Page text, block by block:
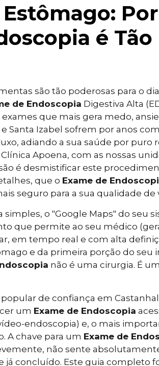
é Tão
são tão poderosas para o
de Endoscopia Digestiva Alta
que mais gera medo,
Santa Izabel sofrem por anos
adiando a sua saúde por puro
Clínica Apoena, com as nossas
é desmistificar este
que o Exame de
seguro para a sua qualidade de
simples, o "Google Maps" do seu
que permite ao seu médico
em tempo real e com alta
e da primeira porção do seu
não é uma cirurgia. É
de confiança em Castanhal
um Exame de Endoscopia
endoscopia) e, o mais
A chave para um Exame de
não sente
concluído. Este guia completo